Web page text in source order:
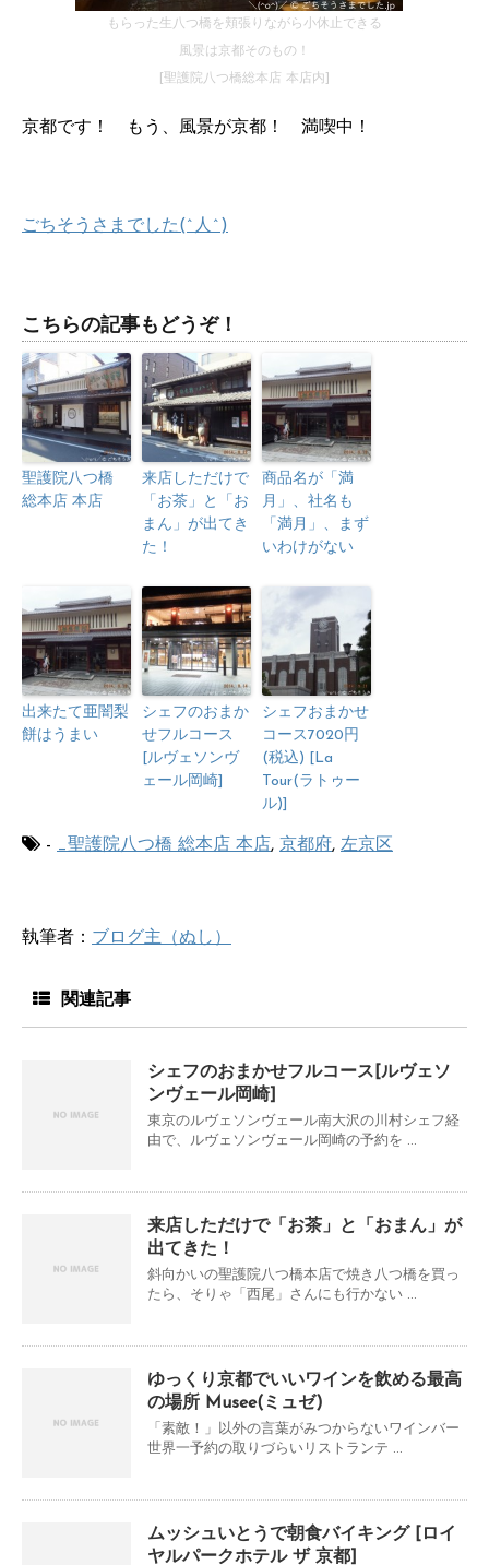
もらった生八つ橋を頬張りながら小休止できる
風景は京都そのもの！
[聖護院八つ橋総本店 本店内]
京都です！ もう、風景が京都！ 満喫中！
ごちそうさまでした(^人^)
こちらの記事もどうぞ！
聖護院八つ橋
総本店 本店
来店しただけで
「お茶」と「お
まん」が出てき
た！
商品名が「満
月」、社名も
「満月」、まず
いわけがない
出来たて亜闇梨
餅はうまい
シェフのおまか
せフルコース
[ルヴェソンヴ
ェール岡崎]
シェフおまかせ
コース7020円
(税込) [La
Tour(ラトゥー
ル)]
- _聖護院八つ橋 総本店 本店, 京都府, 左京区
執筆者： ブログ主（ぬし）
関連記事
シェフのおまかせフルコース[ルヴェソ
ンヴェール岡崎]
東京のルヴェソンヴェール南大沢の川村シェフ経
由で、ルヴェソンヴェール岡崎の予約を ...
来店しただけで「お茶」と「おまん」が
出てきた！
斜向かいの聖護院八つ橋本店で焼き八つ橋を買っ
たら、そりゃ「西尾」さんにも行かない ...
ゆっくり京都でいいワインを飲める最高
の場所 Musee(ミュゼ)
「素敵！」以外の言葉がみつからないワインバー
世界一予約の取りづらいリストランテ ...
ムッシュいとうで朝食バイキング [ロイ
ヤルパークホテル ザ 京都]